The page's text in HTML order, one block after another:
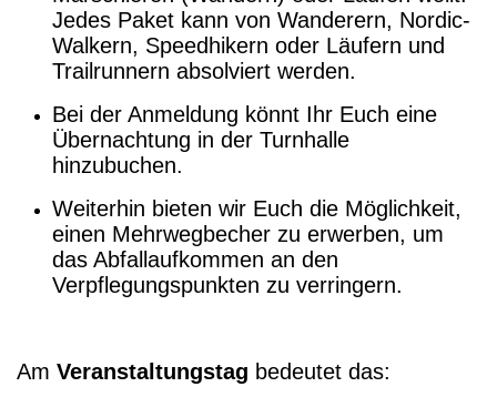
Jedes Paket kann von Wanderern, Nordic-
Walkern, Speedhikern oder Läufern und
Trailrunnern absolviert werden.
Bei der Anmeldung könnt Ihr Euch eine
Übernachtung in der Turnhalle
hinzubuchen.
Weiterhin bieten wir Euch die Möglichkeit,
einen Mehrwegbecher zu erwerben, um
das Abfallaufkommen an den
Verpflegungspunkten zu verringern.
Am Veranstaltungstag bedeutet das: